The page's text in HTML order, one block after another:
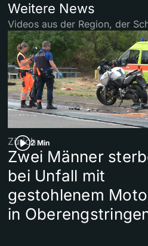
Weitere News
Videos aus der Region, der
2 Min
Zürich
Zwei Männer
bei Unfall mit
gestohlenem
in